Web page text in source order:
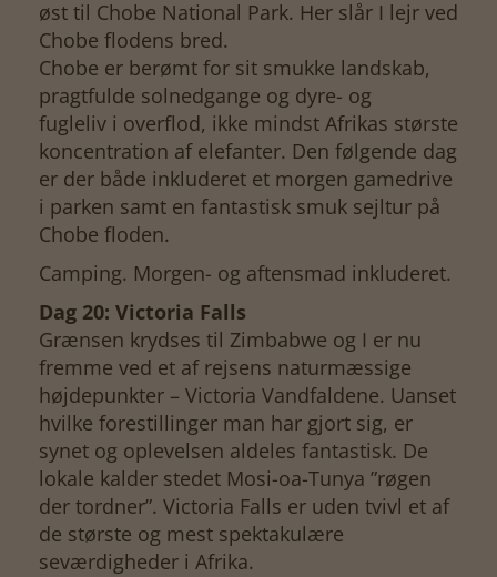
øst til Chobe National Park. Her slår I lejr ved
Chobe flodens bred.
Chobe er berømt for sit smukke landskab,
pragtfulde solnedgange og dyre- og
fugleliv i overflod, ikke mindst Afrikas største
koncentration af elefanter. Den følgende dag
er der både inkluderet et morgen gamedrive
i parken samt en fantastisk smuk sejltur på
Chobe floden.
Camping. Morgen- og aftensmad inkluderet.
Dag 20: Victoria Falls
Grænsen krydses til Zimbabwe og I er nu
fremme ved et af rejsens naturmæssige
højdepunkter – Victoria Vandfaldene. Uanset
hvilke forestillinger man har gjort sig, er
synet og oplevelsen aldeles fantastisk. De
lokale kalder stedet Mosi-oa-Tunya ”røgen
der tordner”. Victoria Falls er uden tvivl et af
de største og mest spektakulære
seværdigheder i Afrika.